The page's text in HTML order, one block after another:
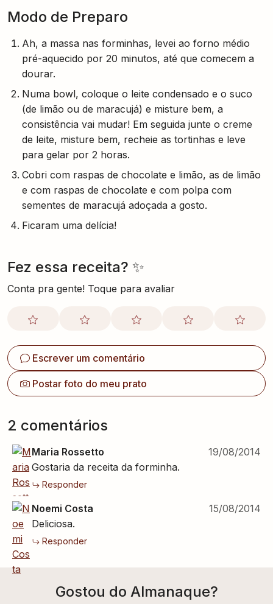
Modo de Preparo
Ah, a massa nas forminhas, levei ao forno médio
pré-aquecido por 20 minutos, até que comecem a
dourar.
Numa bowl, coloque o leite condensado e o suco
(de limão ou de maracujá) e misture bem, a
consistência vai mudar! Em seguida junte o creme
de leite, misture bem, recheie as tortinhas e leve
para gelar por 2 horas.
Cobri com raspas de chocolate e limão, as de limão
e com raspas de chocolate e com polpa com
sementes de maracujá adoçada a gosto.
Ficaram uma delícia!
Fez essa receita? ✨
Conta pra gente! Toque para avaliar
Escrever um comentário
Postar foto do meu prato
2 comentários
Maria Rossetto
19/08/2014
Gostaria da receita da forminha.
Responder
Noemi Costa
15/08/2014
Deliciosa.
Responder
Gostou do Almanaque?